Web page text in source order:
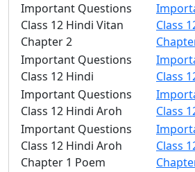
Important Questions
Class 12 Hindi Vitan
Chapter 2
Class
Important Questions
Class 12 Hindi
Class
Important Questions
Class 12 Hindi Aroh
Class
Important Questions
Class 12 Hindi Aroh
Chapter 1 Poem
Class